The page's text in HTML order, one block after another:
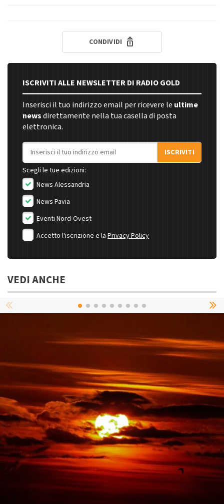
CONDIVIDI
ISCRIVITI ALLE NEWSLETTER DI RADIO GOLD
Inserisci il tuo indirizzo email per ricevere le ultime
newsdirettamente nella tua casella di posta
elettronica.
Indirizzo email
ISCRIVITI
Scegli le tue edizioni:
News Alessandria
News Pavia
Eventi Nord-Ovest
Accetto l'iscrizione e la Privacy Policy
VEDI ANCHE